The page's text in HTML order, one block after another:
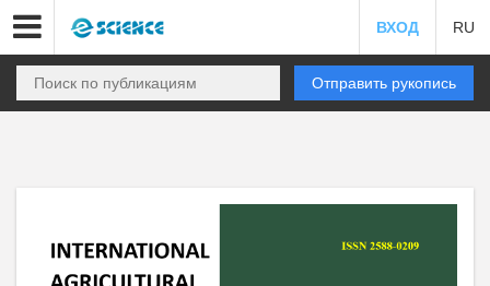
ВХОД RU
Отправить рукопись